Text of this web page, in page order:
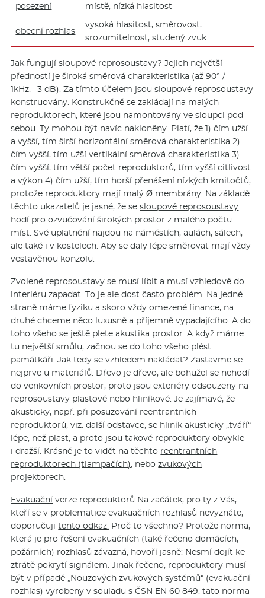
posezení
místě, nízká hlasitost
obecní rozhlas
vysoká hlasitost, směrovost,
srozumitelnost, studený zvuk
Jak fungují sloupové reprosoustavy? Jejich největší
předností je široká směrová charakteristika (až 90° /
1kHz, –3 dB). Za tímto účelem jsousloupové reprosoustavy
konstruovány. Konstrukčně se zakládají na malých
reproduktorech, které jsou namontovány ve sloupci pod
sebou. Ty mohou být navíc nakloněny. Platí, že 1) čím užší
a vyšší, tím širší horizontální směrová charakteristika 2)
čím vyšší, tím užší vertikální směrová charakteristika 3)
čím vyšší, tím větší počet reproduktorů, tím vyšší citlivost
a výkon 4) čím užší, tím horší přenášení nízkých kmitočtů,
protože reproduktory mají malý Ø membrány. Na základě
těchto ukazatelů je jasné, že sesloupové reprosoustavy
hodí pro ozvučování širokých prostor z malého počtu
míst. Své uplatnění najdou na náměstích, aulách, sálech,
ale také i v kostelech. Aby se daly lépe směrovat mají vždy
vestavěnou konzolu.
Zvolené reprosoustavy se musí líbit a musí vzhledově do
interiéru zapadat. To je ale dost často problém. Na jedné
straně máme fyziku a skoro vždy omezené finance, na
druhé chceme něco luxusně a příjemně vypadajícího. A do
toho všeho se ještě plete akustika prostor. A když máme
tu největší smůlu, začnou se do toho všeho plést
památkáři. Jak tedy se vzhledem nakládat? Zastavme se
nejprve u materiálů. Dřevo je dřevo, ale bohužel se nehodí
do venkovních prostor, proto jsou exteriéry odsouzeny na
reprosoustavy plastové nebo hliníkové. Je zajímavé, že
akusticky, např. při posuzování reentrantních
reproduktorů, viz. další odstavce, se hliník akusticky „tváří“
lépe, než plast, a proto jsou takové reproduktory obvykle
i dražší. Krásně je to vidět na těchto reentrantních
reproduktorech (tlampačích), nebozvukových
projektorech.
Evakuační verze reproduktorů Na začátek, pro ty z Vás,
kteří se v problematice evakuačních rozhlasů nevyznáte,
doporučujitento odkaz. Proč to všechno? Protože norma,
která je pro řešení evakuačních (také řečeno domácích,
požárních) rozhlasů závazná, hovoří jasně: Nesmí dojít ke
ztrátě pokrytí signálem. Jinak řečeno, reproduktory musí
být v případě „Nouzových zvukových systémů“ (evakuační
rozhlas) vyrobeny v souladu s ČSN EN 60 849. tato norma